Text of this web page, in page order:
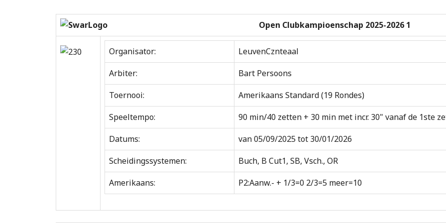
Open Clubkampioenschap 2025-2026 1
Organisator:
LeuvenCznteaal
Arbiter:
Bart Persoons
Toernooi:
Amerikaans Standard (19 Rondes)
Speeltempo:
90 min/40 zetten + 30 min met incr. 30" vanaf de 1ste
Datums:
van 05/09/2025 tot 30/01/2026
Scheidingssystemen:
Buch, B Cut1, SB, Vsch., OR
Amerikaans:
P2:Aanw.- + 1/3=0 2/3=5 meer=10